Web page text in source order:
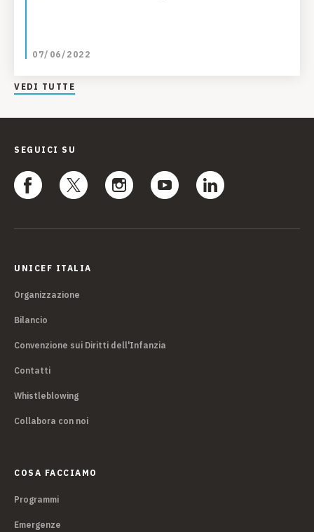
07/06/2022
VEDI TUTTE
SEGUICI SU
UNICEF ITALIA
Organizzazione
Bilancio
Convenzione sui Diritti dell'Infanzia
Contatti
Whistleblowing
Collabora con noi
COSA FACCIAMO
Programmi
Emergenze